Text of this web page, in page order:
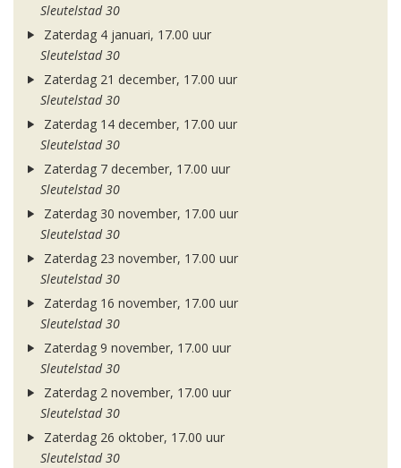
Sleutelstad 30
Zaterdag 4 januari, 17.00 uur
Sleutelstad 30
Zaterdag 21 december, 17.00 uur
Sleutelstad 30
Zaterdag 14 december, 17.00 uur
Sleutelstad 30
Zaterdag 7 december, 17.00 uur
Sleutelstad 30
Zaterdag 30 november, 17.00 uur
Sleutelstad 30
Zaterdag 23 november, 17.00 uur
Sleutelstad 30
Zaterdag 16 november, 17.00 uur
Sleutelstad 30
Zaterdag 9 november, 17.00 uur
Sleutelstad 30
Zaterdag 2 november, 17.00 uur
Sleutelstad 30
Zaterdag 26 oktober, 17.00 uur
Sleutelstad 30